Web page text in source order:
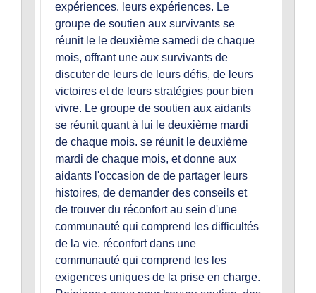
expériences. leurs expériences. Le
groupe de soutien aux survivants se
réunit le le deuxième samedi de chaque
mois, offrant une aux survivants de
discuter de leurs de leurs défis, de leurs
victoires et de leurs stratégies pour bien
vivre. Le groupe de soutien aux aidants
se réunit quant à lui le deuxième mardi
de chaque mois. se réunit le deuxième
mardi de chaque mois, et donne aux
aidants l'occasion de de partager leurs
histoires, de demander des conseils et
de trouver du réconfort au sein d'une
communauté qui comprend les difficultés
de la vie. réconfort dans une
communauté qui comprend les les
exigences uniques de la prise en charge.